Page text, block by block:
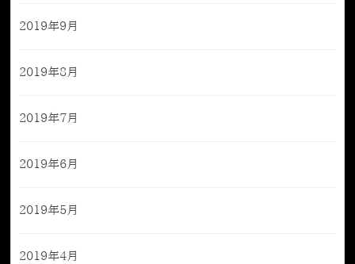
2019年9月
2019年8月
2019年7月
2019年6月
2019年5月
2019年4月